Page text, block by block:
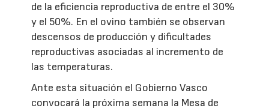
de la eficiencia reproductiva de entre el 30%
y el 50%. En el ovino también se observan
descensos de producción y dificultades
reproductivas asociadas al incremento de
las temperaturas.
Ante esta situación el Gobierno Vasco
convocará la próxima semana la Mesa de